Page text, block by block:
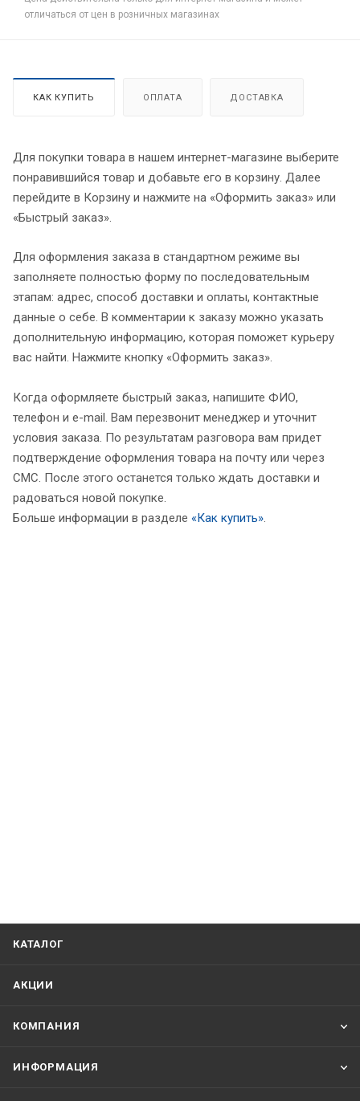
отличаться от цен в розничных магазинах
КАК КУПИТЬ ОПЛАТА ДОСТАВКА
Для покупки товара в нашем интернет-магазине выберите
понравившийся товар и добавьте его в корзину. Далее
перейдите в Корзину и нажмите на «Оформить заказ» или
«Быстрый заказ».
Для оформления заказа в стандартном режиме вы
заполняете полностью форму по последовательным
этапам: адрес, способ доставки и оплаты, контактные
данные о себе. В комментарии к заказу можно указать
дополнительную информацию, которая поможет курьеру
вас найти. Нажмите кнопку «Оформить заказ».
Когда оформляете быстрый заказ, напишите ФИО,
телефон и e-mail. Вам перезвонит менеджер и уточнит
условия заказа. По результатам разговора вам придет
подтверждение оформления товара на почту или через
СМС. После этого останется только ждать доставки и
радоваться новой покупке.
Больше информации в разделе «Как купить».
КАТАЛОГ
АКЦИИ
КОМПАНИЯ
ИНФОРМАЦИЯ